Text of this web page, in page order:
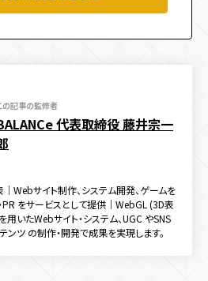
マーケティングデータ取得
客向け施策
の記事の監修者
代表取締役 藤井宗一
Webサイト制作、システム開発、ゲームを
PR をサービスとして提供｜WebGL (3D表
用いたWebサイト・システム、UGC やSNS
ンツ の制作・開発で成果を実現します。